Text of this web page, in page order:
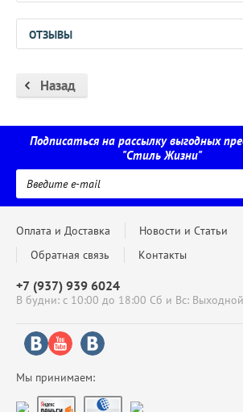
ОТЗЫВЫ
Назад
Подписаться на рассылку выгодных
"Стиль Жизни"
Оплата и Доставка
Новости и Статьи
Обратная связь
Контакты
+7 (937) 939 6024
В будни: с 10:00 до 18:00 Сб и Вс: Выходной
Мы принимаем: